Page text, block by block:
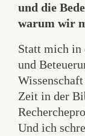
und die
warum wir
Statt mich in
und
Zeit in der
Und ich